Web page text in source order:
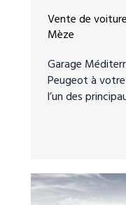
Vente de
Mèze
Garage
Peugeot à
l’un des